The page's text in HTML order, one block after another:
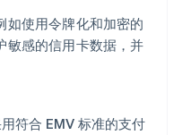
如使用令牌化和加密的
敏感的信用卡数据，并
用符合 EMV 标准的支付